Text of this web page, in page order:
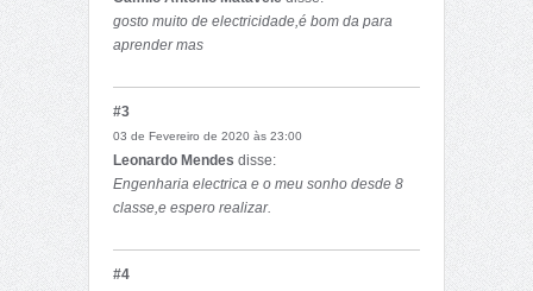
gosto muito de electricidade,é bom da para
aprender mas
#3
03 de Fevereiro de 2020 às 23:00
Leonardo Mendes disse:
Engenharia electrica e o meu sonho desde 8
classe,e espero realizar.
#4